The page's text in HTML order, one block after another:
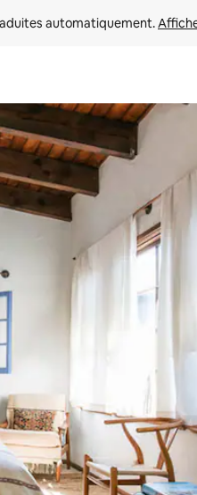
automatiquement.
les parcourir ou en